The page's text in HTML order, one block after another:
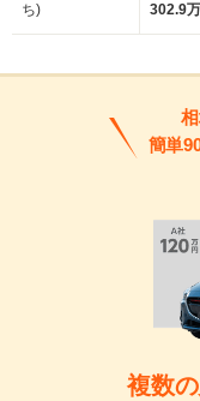
ち)
302.9
簡単
複数